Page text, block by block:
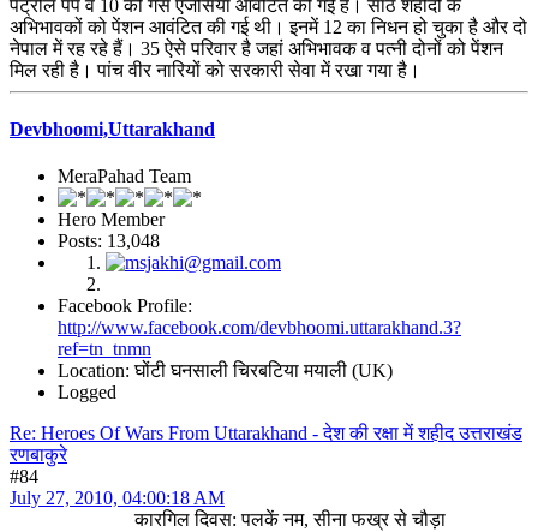
पेट्रोल पंप व 10 को गैस एजेंसियां आवंटित की गई हैं। साठ शहीदों के
अभिभावकों को पेंशन आवंटित की गई थी। इनमें 12 का निधन हो चुका है और दो
नेपाल में रह रहे हैं। 35 ऐसे परिवार है जहां अभिभावक व पत्नी दोनों को पेंशन
मिल रही है। पांच वीर नारियों को सरकारी सेवा में रखा गया है।
Devbhoomi,Uttarakhand
MeraPahad Team
Hero Member
Posts: 13,048
Facebook Profile:
http://www.facebook.com/devbhoomi.uttarakhand.3?
ref=tn_tnmn
Location: घोंटी घनसाली चिरबटिया मयाली (UK)
Logged
Re: Heroes Of Wars From Uttarakhand - देश की रक्षा में शहीद उत्तराखंड
रणबाकुरे
#84
July 27, 2010, 04:00:18 AM
कारगिल दिवस: पलकें नम, सीना फख्र से चौड़ा